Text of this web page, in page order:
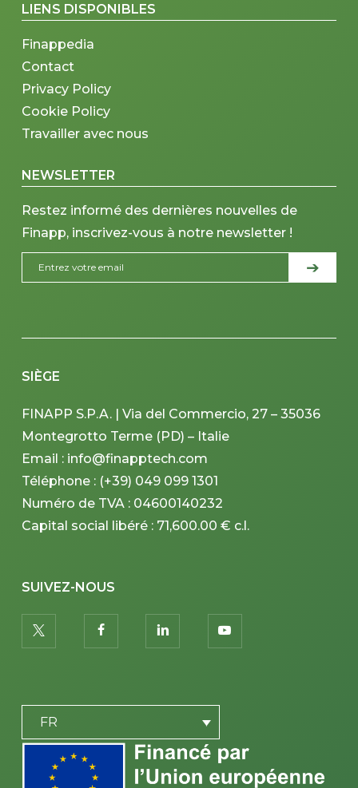
LIENS DISPONIBLES
Finappedia
Contact
Privacy Policy
Cookie Policy
Travailler avec nous
NEWSLETTER
Restez informé des dernières nouvelles de
Finapp, inscrivez-vous à notre newsletter !
SIÈGE
FINAPP S.P.A. | Via del Commercio, 27 – 35036
Montegrotto Terme (PD) – Italie
Email : info@finapptech.com
Téléphone : (+39) 049 099 1301
Numéro de TVA : 04600140232
Capital social libéré : 71,600.00 € c.l.
SUIVEZ-NOUS
twitter facebooklinkedin youtube
FR